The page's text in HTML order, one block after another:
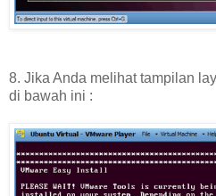
8. Jika Anda melihat tampilan
di bawah ini :